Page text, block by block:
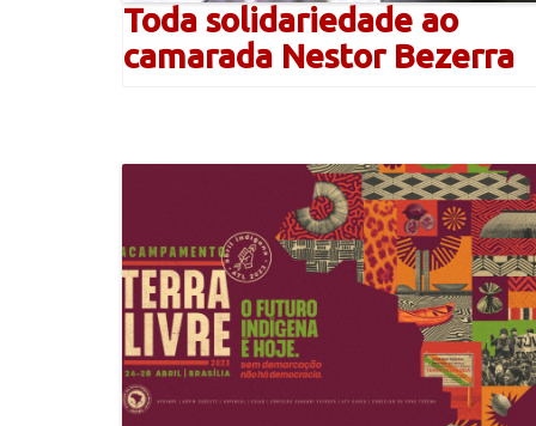
Toda solidariedade ao
camarada Nestor Bezerra